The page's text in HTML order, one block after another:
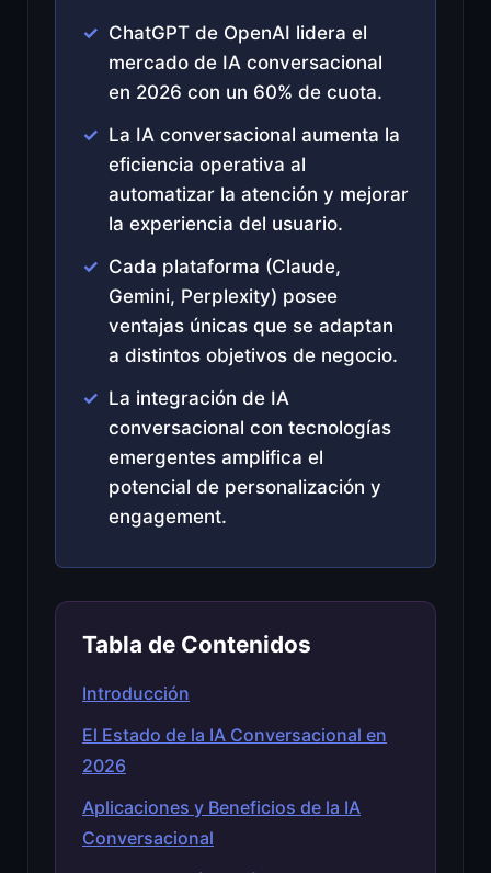
ChatGPT de OpenAI lidera el
mercado de IA conversacional
en 2026 con un 60% de cuota.
La IA conversacional aumenta la
eficiencia operativa al
automatizar la atención y mejorar
la experiencia del usuario.
Cada plataforma (Claude,
Gemini, Perplexity) posee
ventajas únicas que se adaptan
a distintos objetivos de negocio.
La integración de IA
conversacional con tecnologías
emergentes amplifica el
potencial de personalización y
engagement.
Tabla de Contenidos
Introducción
El Estado de la IA Conversacional en
2026
Aplicaciones y Beneficios de la IA
Conversacional